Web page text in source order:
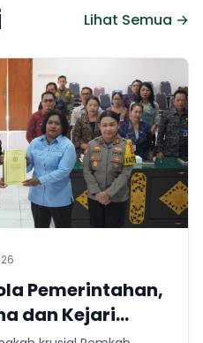
Lihat Semua →
Pemerintahan,
dan Kejari